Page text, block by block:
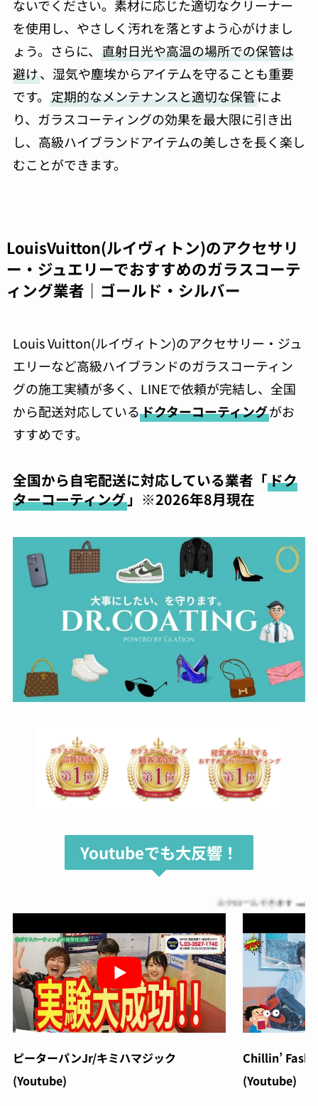
ないでください。素材に応じた適切なクリーナー
を使用し、やさしく汚れを落とすよう心がけまし
ょう。さらに、 直射日光や高温の場所での保管は
避け、湿気や塵埃からアイテムを守ることも重要
です。 定期的なメンテナンスと適切な保管によ
り、ガラスコーティングの効果を最大限に引き出
し、高級ハイブランドアイテムの美しさを長く楽し
むことができます。
LouisVuitton(ルイヴィトン)のアクセサリ
ー・ジュエリーでおすすめのガラスコーテ
ィング業者｜ゴールド・シルバー
Louis Vuitton(ルイヴィトン)のアクセサリー・ジュ
エリーなど高級ハイブランドのガラスコーティン
グの施工実績が多く、LINEで依頼が完結し、全国
から配送対応しているドクターコーティングがお
すすめです。
全国から自宅配送に対応している業者「ドク
ターコーティング」※2026年8月現在
Youtubeでも大反響！
スクロールできます
ピーターパンJr/キミハマジック
(Youtube)
Chillin’
(Youtube)